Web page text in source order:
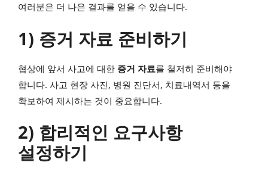
여러분은 더 나은 결과를 얻을 수 있습니다.
1) 증거 자료 준비하기
협상에 앞서 사고에 대한 증거 자료를 철저히 준비해야
합니다. 사고 현장 사진, 병원 진단서, 치료내역서 등을
확보하여 제시하는 것이 중요합니다.
2) 합리적인 요구사항
설정하기